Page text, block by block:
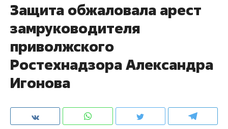
Защита обжаловала арест
замруководителя
приволжского
Ростехнадзора Александра
Игонова